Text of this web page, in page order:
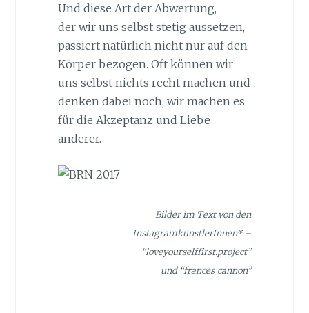
Und diese Art der Abwertung,
der wir uns selbst stetig aussetzen,
passiert natürlich nicht nur auf den
Körper bezogen. Oft können wir
uns selbst nichts recht machen und
denken dabei noch, wir machen es
für die Akzeptanz und Liebe
anderer.
Bilder im Text von den
InstagramkünstlerInnen* –
“loveyourselffirst.project”
und “frances_cannon”